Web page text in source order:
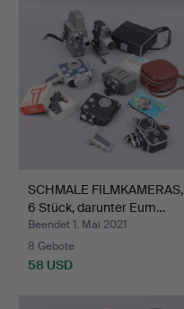
SCHMALE FILMKAMERAS,
6 Stück, darunter Eum…
Beendet 1. Mai 2021
8 Gebote
58 USD